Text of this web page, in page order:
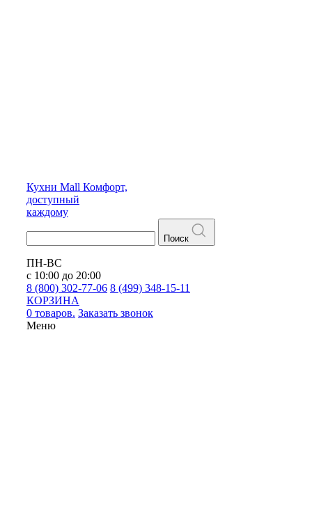
Кухни Mall Комфорт,
доступный
каждому
Поиск
ПН-ВС
с 10:00 до 20:00
8 (800) 302-77-06 8 (499) 348-15-11
КОРЗИНА
0 товаров. Заказать звонок
Меню